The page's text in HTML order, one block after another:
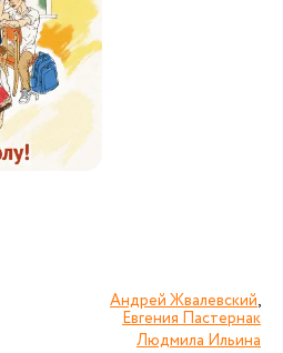
Андрей Жвалевский,
Евгения Пастернак
Людмила Ильина